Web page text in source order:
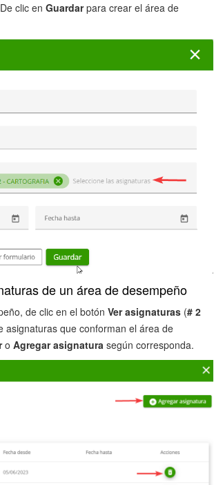
clic en Guardarpara crear el área de
de un área de desempeño
de clic en el botón Ver asignaturas (# 2
asignaturas que conforman el área de
o Agregar asignatura según corresponda.